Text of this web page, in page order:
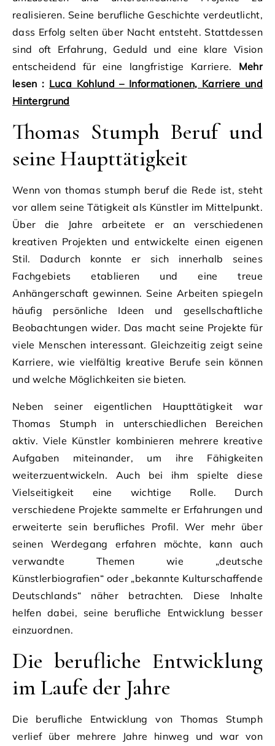
realisieren. Seine berufliche Geschichte verdeutlicht,
dass Erfolg selten über Nacht entsteht. Stattdessen
sind oft Erfahrung, Geduld und eine klare Vision
entscheidend für eine langfristige Karriere. Mehr
lesen : Luca Kohlund – Informationen, Karriere und
Hintergrund
Thomas Stumph Beruf und
seine Haupttätigkeit
Wenn von thomas stumph beruf die Rede ist, steht
vor allem seine Tätigkeit als Künstler im Mittelpunkt.
Über die Jahre arbeitete er an verschiedenen
kreativen Projekten und entwickelte einen eigenen
Stil. Dadurch konnte er sich innerhalb seines
Fachgebiets etablieren und eine treue
Anhängerschaft gewinnen. Seine Arbeiten spiegeln
häufig persönliche Ideen und gesellschaftliche
Beobachtungen wider. Das macht seine Projekte für
viele Menschen interessant. Gleichzeitig zeigt seine
Karriere, wie vielfältig kreative Berufe sein können
und welche Möglichkeiten sie bieten.
Neben seiner eigentlichen Haupttätigkeit war
Thomas Stumph in unterschiedlichen Bereichen
aktiv. Viele Künstler kombinieren mehrere kreative
Aufgaben miteinander, um ihre Fähigkeiten
weiterzuentwickeln. Auch bei ihm spielte diese
Vielseitigkeit eine wichtige Rolle. Durch
verschiedene Projekte sammelte er Erfahrungen und
erweiterte sein berufliches Profil. Wer mehr über
seinen Werdegang erfahren möchte, kann auch
verwandte Themen wie „deutsche
Künstlerbiografien“ oder „bekannte Kulturschaffende
Deutschlands“ näher betrachten. Diese Inhalte
helfen dabei, seine berufliche Entwicklung besser
einzuordnen.
Die berufliche Entwicklung
im Laufe der Jahre
Die berufliche Entwicklung von Thomas Stumph
verlief über mehrere Jahre hinweg und war von